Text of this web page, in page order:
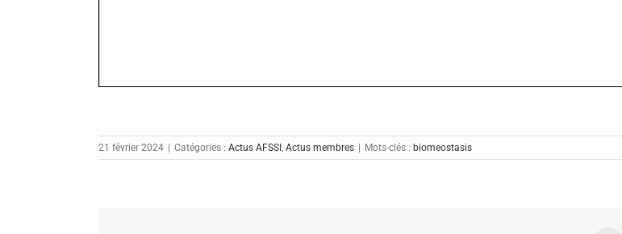
21 février 2024 Catégories : Actus AFSSI , Actus membres Mots-clés : biomeostasis